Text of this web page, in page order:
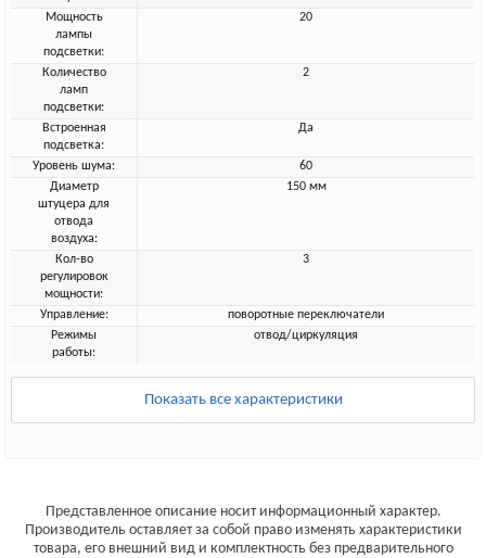
Мощность
лампы
подсветки:
20
Количество
ламп
подсветки:
2
Встроенная
подсветка:
Да
Уровень шума:
60
Диаметр
штуцера для
отвода
воздуха:
150 мм
Кол-во
регулировок
мощности:
3
Управление:
поворотные переключатели
Режимы
работы:
отвод/циркуляция
Показать все характеристики
Представленное описание носит информационный характер.
Производитель оставляет за собой право изменять характеристики
товара, его внешний вид и комплектность без предварительного